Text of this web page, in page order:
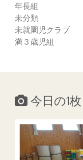
年長組
未分類
未就園児クラブ
満３歳児組
今日の1枚